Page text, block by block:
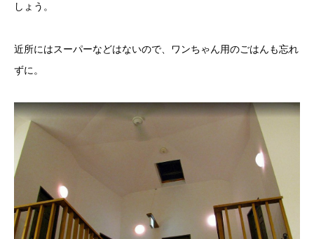
しょう。
近所にはスーパーなどはないので、ワンちゃん用のごはんも忘れ
ずに。